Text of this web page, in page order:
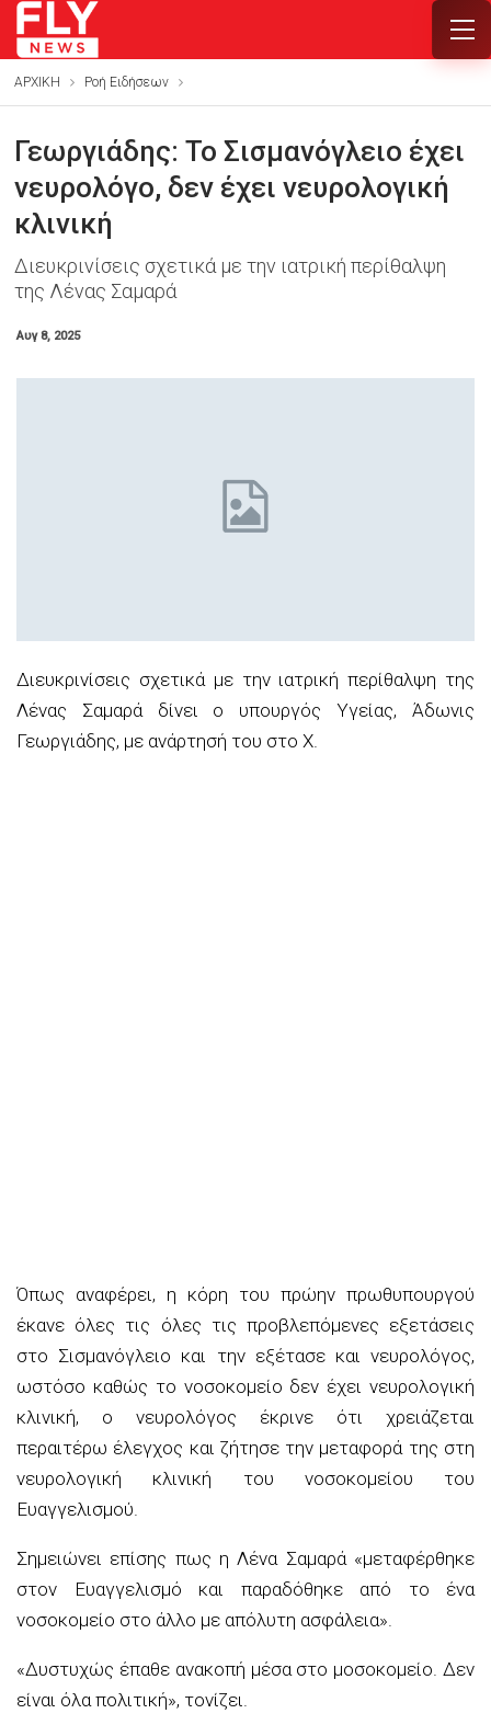
ΑΡΧΙΚΗ Ροή Ειδήσεων
Γεωργιάδης: Το Σισμανόγλειο έχει
νευρολόγο, δεν έχει νευρολογική
κλινική
Διευκρινίσεις σχετικά με την ιατρική περίθαλψη
της Λένας Σαμαρά
Αυγ 8, 2025
Διευκρινίσεις σχετικά με την ιατρική περίθαλψη της
Λένας Σαμαρά δίνει ο υπουργός Υγείας, Άδωνις
Γεωργιάδης, με ανάρτησή του στο Χ.
Όπως αναφέρει, η κόρη του πρώην πρωθυπουργού
έκανε όλες τις όλες τις προβλεπόμενες εξετάσεις
στο Σισμανόγλειο και την εξέτασε και νευρολόγος,
ωστόσο καθώς το νοσοκομείο δεν έχει νευρολογική
κλινική, ο νευρολόγος έκρινε ότι χρειάζεται
περαιτέρω έλεγχος και ζήτησε την μεταφορά της στη
νευρολογική κλινική του νοσοκομείου του
Ευαγγελισμού.
Σημειώνει επίσης πως η Λένα Σαμαρά «μεταφέρθηκε
στον Ευαγγελισμό και παραδόθηκε από το ένα
νοσοκομείο στο άλλο με απόλυτη ασφάλεια».
«Δυστυχώς έπαθε ανακοπή μέσα στο μοσοκομείο. Δεν
είναι όλα πολιτική», τονίζει.